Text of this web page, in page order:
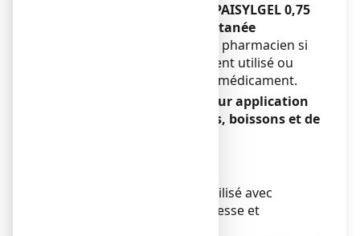
Autres médicaments et APAISYLGEL 0,75
%, gel pour application cutanée
Informez votre médecin ou pharmacien si
vous utilisez, avez récemment utilisé ou
pourriez utiliser tout autre médicament.
APAISYLGEL 0,75 %, gel pour application
cutanée avec des aliments, boissons et de
Ce médicament doit être utilisé avec
prudence pendant la grossesse et